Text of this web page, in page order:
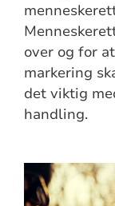
over og for
markering
det viktig
handling.